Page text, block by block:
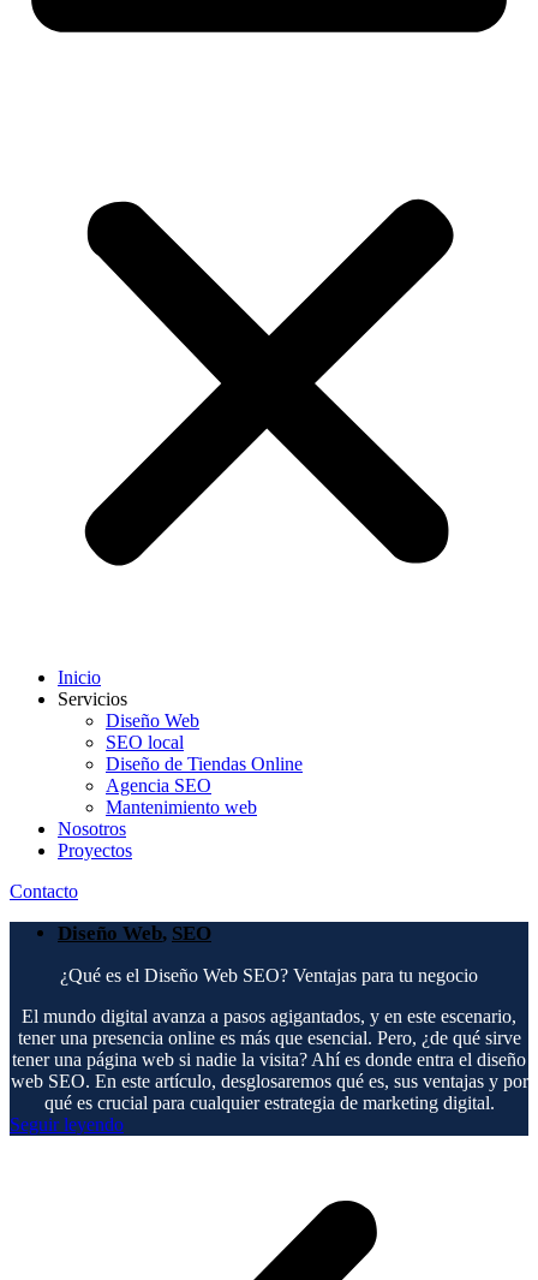
Inicio
Servicios
Diseño Web
SEO local
Diseño de Tiendas Online
Agencia SEO
Mantenimiento web
Nosotros
Proyectos
Contacto
Diseño Web, SEO
¿Qué es el Diseño Web SEO? Ventajas para tu negocio
El mundo digital avanza a pasos agigantados, y en este escenario,
tener una presencia online es más que esencial. Pero, ¿de qué sirve
tener una página web si nadie la visita? Ahí es donde entra el diseño
web SEO. En este artículo, desglosaremos qué es, sus ventajas y por
qué es crucial para cualquier estrategia de marketing digital.
Seguir leyendo